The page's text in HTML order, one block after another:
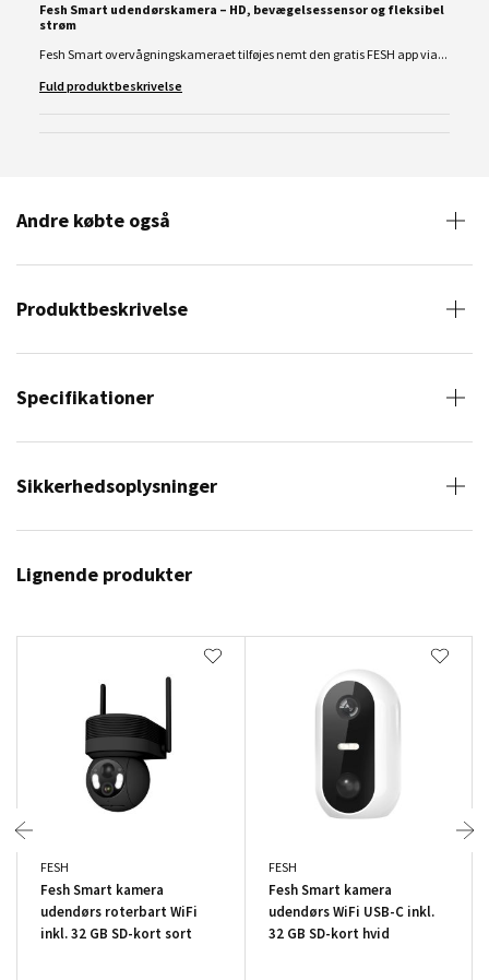
Fesh Smart udendørskamera – HD, bevægelsessensor og fleksibel
strøm
Fesh Smart overvågningskameraet tilføjes nemt den gratis FESH app via...
Fuld produktbeskrivelse
Andre købte også
Produktbeskrivelse
Specifikationer
Sikkerhedsoplysninger
Lignende produkter
FESH
Fesh Smart kamera
udendørs roterbart WiFi
inkl. 32 GB SD-kort sort
FESH
Fesh Smart kamera
udendørs WiFi USB-C inkl.
32 GB SD-kort hvid